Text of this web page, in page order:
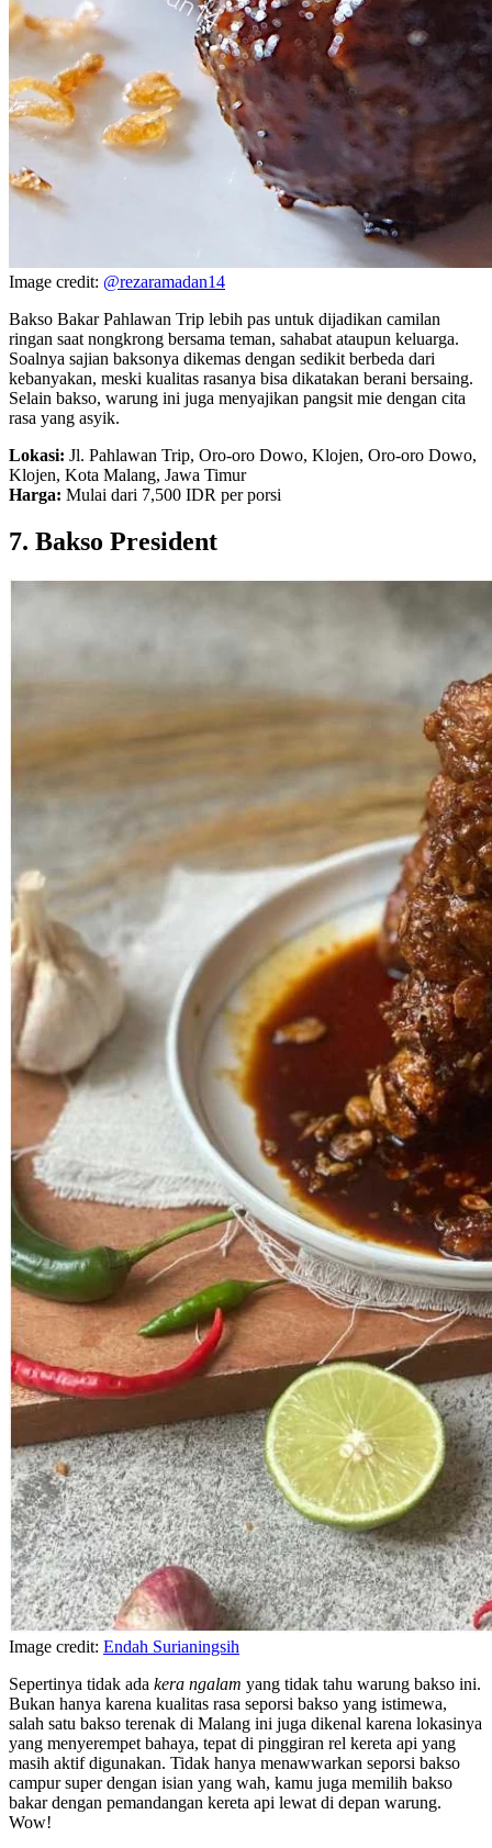
Image credit: @rezaramadan14
Bakso Bakar Pahlawan Trip lebih pas untuk dijadikan camilan
ringan saat nongkrong bersama teman, sahabat ataupun keluarga.
Soalnya sajian baksonya dikemas dengan sedikit berbeda dari
kebanyakan, meski kualitas rasanya bisa dikatakan berani bersaing.
Selain bakso, warung ini juga menyajikan pangsit mie dengan cita
rasa yang asyik.
Lokasi: Jl. Pahlawan Trip, Oro-oro Dowo, Klojen, Oro-oro Dowo,
Klojen, Kota Malang, Jawa Timur
Harga: Mulai dari 7,500 IDR per porsi
7. Bakso President
Image credit: Endah Surianingsih
Sepertinya tidak ada kera ngalam yang tidak tahu warung bakso ini.
Bukan hanya karena kualitas rasa seporsi bakso yang istimewa,
salah satu bakso terenak di Malang ini juga dikenal karena lokasinya
yang menyerempet bahaya, tepat di pinggiran rel kereta api yang
masih aktif digunakan. Tidak hanya menawwarkan seporsi bakso
campur super dengan isian yang wah, kamu juga memilih bakso
bakar dengan pemandangan kereta api lewat di depan warung.
Wow!